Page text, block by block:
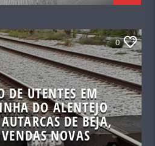
0
DE UTENTES EM
DO ALENTEJO
DE BEJA,
NOVAS